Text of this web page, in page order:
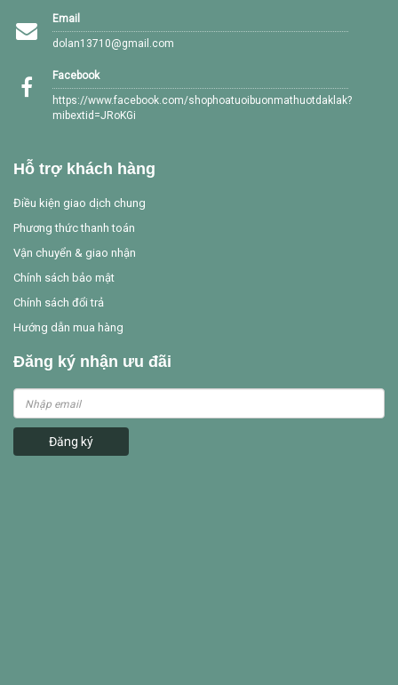
Email
dolan13710@gmail.com
Facebook
https://www.facebook.com/shophoatuoibuonmathuotdaklak?
mibextid=JRoKGi
Hỗ trợ khách hàng
Điều kiện giao dịch chung
Phương thức thanh toán
Vận chuyển & giao nhận
Chính sách bảo mật
Chính sách đổi trả
Hướng dẫn mua hàng
Đăng ký nhận ưu đãi
Đăng ký